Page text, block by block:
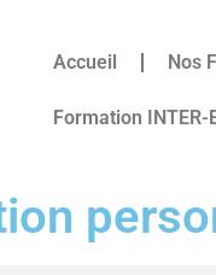
Accueil Nos
Formation INTER-